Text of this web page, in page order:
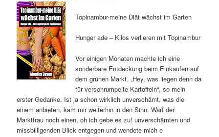
Topinambur-meine Diät wächst im Garten
Hunger ade – Kilos verlieren mit Topinambur
Vor einigen Monaten machte ich eine
sonderbare Entdeckung beim Einkaufen auf
dem grünen Markt. „Hey, was liegen denn da
für verschrumpelte Kartoffeln“, so mein
erster Gedanke. Ist ja schon wirklich unverschämt, was die
einem anbieten, kam mir weiterhin in den Sinn. Warf der
Marktfrau noch einen, oh ich gebe es zu! unverschämten und
missbilligenden Blick entgegen und wendete mich e